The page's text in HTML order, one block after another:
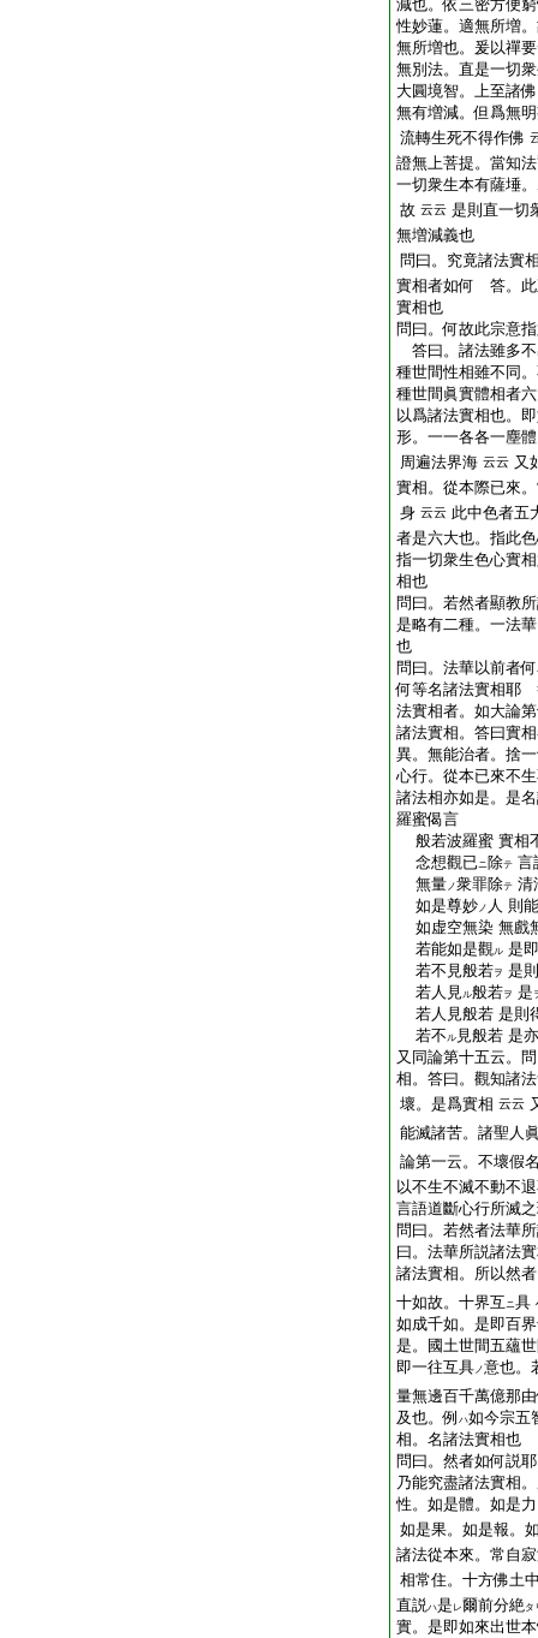
減也。依三密方便
性妙蓮。 適無所増
無所増也。爰以禪
無別法。直是一切
大圓境智。上至諸
無有増減。但爲無
流轉生死不得作佛
證無上菩提。當知
一切衆生本有薩埵
故 云云 是則直一切
無増減義也
問曰。究竟諸法實
實相者如何 答。此
實相也
問曰。何故此宗意
答曰。諸法雖多
種世間性相雖不同
種世間眞實體相者
以爲諸法實相也。
形。一一各各一塵
周遍法界海 云云 又
實相。從本際已來
身 云云 此中色者五
者是六大也。指此
指一切衆生色心實
相也
問曰。若然者顯教
是略有二種。一法
也
問曰。法華以前者
何等名諸法實相耶
法實相者。如大論
諸法實相。答曰實
異。無能治者。捨
心行。從本已來不
諸法相亦如是。是
羅蜜偈言
般若波羅蜜 實相
念想觀已ニ除テ 言
無量ノ衆罪除テ 清
如是尊妙ノ 人 則
如虚空無染 無戲
若能如是觀ル 是
若不見般若ヲ 是
若人見ル般若ヲ 是
若人見般若 是則
若不ル 見般若 是
又同論第十五云。
相。答曰。觀知諸
壞。是爲實相 云云
能滅諸苦。諸聖人
論第一云。不壞假
以不生不滅不動不
言語道斷心行所滅
問曰。若然者法華
曰。法華所説諸法
諸法實相。所以然
十如故。十界互ニ具
如成千如。是即百
是。國土世間五蘊
即一往互具ノ意也。
量無邊百千萬億那
及也。例 ハ如今宗五
相。名諸法實相也
問曰。然者如何説
乃能究盡諸法實相
性。如是體。如是
如是果。如是報。
諸法從本來。常自
相常住。十方佛土
直説ハ是 レ爾前分絶タ
實。是即如來出世